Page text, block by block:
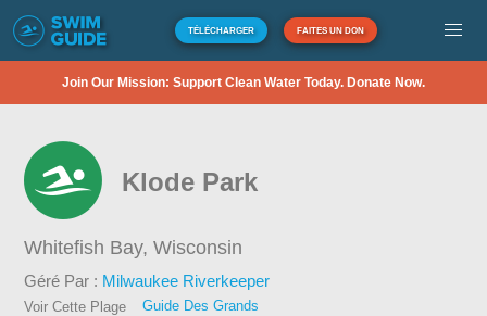
TÉLÉCHARGER FAITES UN DON
Join Our Mission: Support Clean Water Today. Donate Now.
Klode Park
Whitefish Bay,Wisconsin
Géré Par : Milwaukee Riverkeeper
Voir Cette Plage
Guide Des Grands